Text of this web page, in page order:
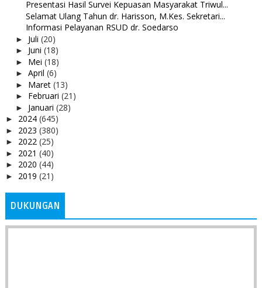
Presentasi Hasil Survei Kepuasan Masyarakat Triwul...
Selamat Ulang Tahun dr. Harisson, M.Kes. Sekretari...
Informasi Pelayanan RSUD dr. Soedarso
► Juli (20)
► Juni (18)
► Mei (18)
► April (6)
► Maret (13)
► Februari (21)
► Januari (28)
► 2024 (645)
► 2023 (380)
► 2022 (25)
► 2021 (40)
► 2020 (44)
► 2019 (21)
DUKUNGAN